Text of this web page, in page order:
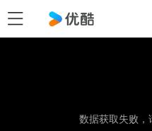
数据获取失败，